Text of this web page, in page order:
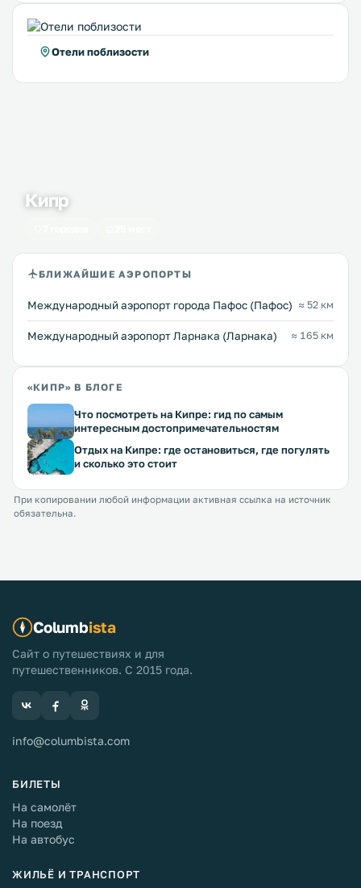
Отели поблизости
Кипр
БЛИЖАЙШИЕ АЭРОПОРТЫ
Международный аэропорт города Пафос (Пафос) ≈ 52 км
Международный аэропорт Ларнака (Ларнака) ≈ 165 км
«КИПР» В БЛОГЕ
Что посмотреть на Кипре: гид по самым
интересным достопримечательностям
Отдых на Кипре: где остановиться, где погулять
и сколько это стоит
При копировании любой информации активная ссылка на источник
обязательна.
Columbista
Сайт о путешествиях и для
путешественников. С 2015 года.
info@columbista.com
БИЛЕТЫ
На самолёт
На поезд
На автобус
ЖИЛЬЁ И ТРАНСПОРТ